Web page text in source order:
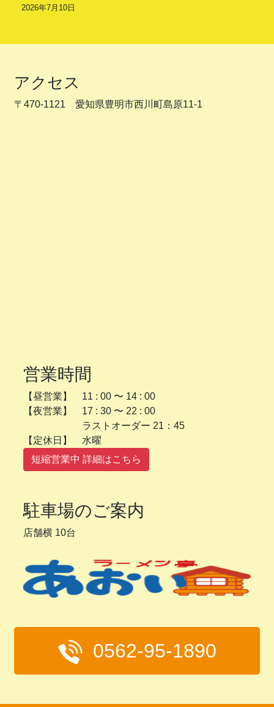
2026年7月10日
アクセス
〒470-1121 愛知県豊明市西川町島原11-1
営業時間
【昼営業】 11 : 00 〜 14 : 00
【夜営業】 17 : 30 〜 22 : 00
ラストオーダー 21：45
【定休日】 水曜
短縮営業中 詳細はこちら
駐車場のご案内
店舗横 10台
0562-95-1890